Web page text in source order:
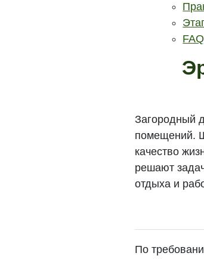
Загородный
помещений.
качество
решают
отдыха и
По